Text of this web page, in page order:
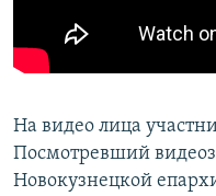
На видео лица
Посмотревший
Новокузнецкой